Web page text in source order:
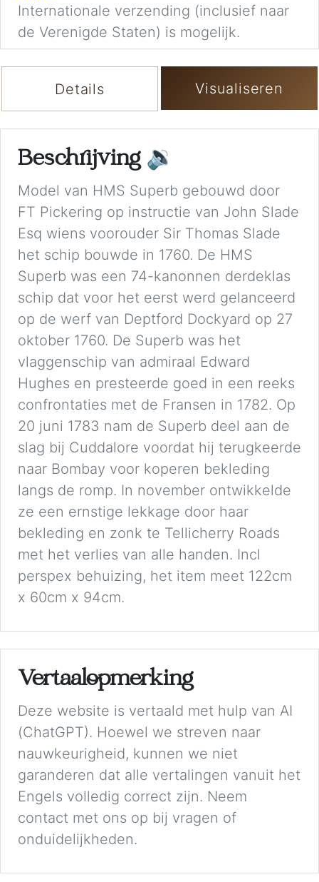
Internationale verzending (inclusief naar
de Verenigde Staten) is mogelijk.
Details Visualiseren
Beschrijving 🔉
Model van HMS Superb gebouwd door
FT Pickering op instructie van John Slade
Esq wiens voorouder Sir Thomas Slade
het schip bouwde in 1760. De HMS
Superb was een 74-kanonnen derdeklas
schip dat voor het eerst werd gelanceerd
op de werf van Deptford Dockyard op 27
oktober 1760. De Superb was het
vlaggenschip van admiraal Edward
Hughes en presteerde goed in een reeks
confrontaties met de Fransen in 1782. Op
20 juni 1783 nam de Superb deel aan de
slag bij Cuddalore voordat hij terugkeerde
naar Bombay voor koperen bekleding
langs de romp. In november ontwikkelde
ze een ernstige lekkage door haar
bekleding en zonk te Tellicherry Roads
met het verlies van alle handen. Incl
perspex behuizing, het item meet 122cm
x 60cm x 94cm.
Vertaalopmerking
Deze website is vertaald met hulp van AI
(ChatGPT). Hoewel we streven naar
nauwkeurigheid, kunnen we niet
garanderen dat alle vertalingen vanuit het
Engels volledig correct zijn. Neem
contact met ons op bij vragen of
onduidelijkheden.